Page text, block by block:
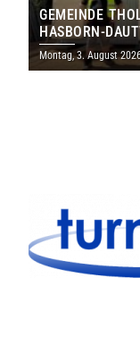
GEMEINDE
HASBORN-
MILLIONEN
Montag, 3. August